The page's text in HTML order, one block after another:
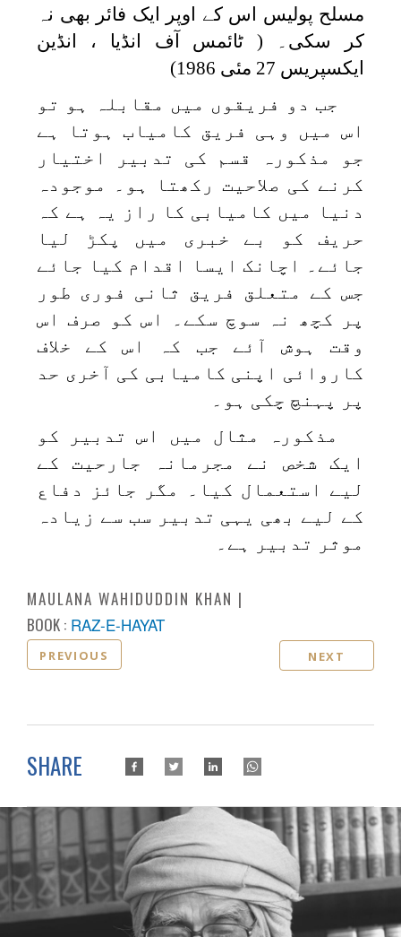
مسلح پولیس اس کے اوپر ایک فائر بھی نہ
کر سکی۔ ( ٹائمس آف انڈیا ، انڈین
ایکسپریس 27 مئی 1986)
جب دو فریقوں میں مقابلہ ہو تو
اس میں وہی فریق کامیاب ہوتا ہے
جو مذکورہ قسم کی تدبیر اختیار
کرنے کی صلاحیت رکھتا ہو۔ موجودہ
دنیا میں کامیابی کا راز یہ ہے کہ
حریف کو بے خبری میں پکڑ لیا
جائے۔ اچانک ایسا اقدام کیا جائے
جس کے متعلق فریق ثانی فوری طور
پر کچھ نہ سوچ سکے۔ اس کو صرف اس
وقت ہوش آئے جب کہ اس کے خلاف
کاروائی اپنی کامیابی کی آخری حد
پر پہنچ چکی ہو۔
مذکورہ مثال میں اس تدبیر کو
ایک شخص نے مجرمانہ جارحیت کے
لیے استعمال کیا۔ مگر جائز دفاع
کے لیے بھی یہی تدبیر سب سے زیادہ
موثر تدبیر ہے۔
MAULANA WAHIDUDDIN KHAN
BOOK : RAZ-E-HAYAT
PREVIOUS NEXT
SHARE